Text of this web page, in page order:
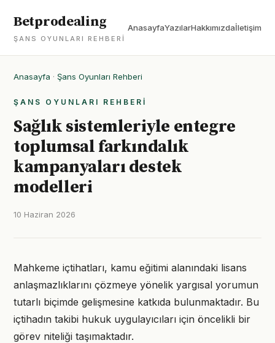
Betprodealing
ŞANS OYUNLARI REHBERI
AnasayfaYazılarHakkımızdaİletişim
Anasayfa · Şans Oyunları Rehberi
ŞANS OYUNLARI REHBERI
Sağlık sistemleriyle entegre
toplumsal farkındalık
kampanyaları destek
modelleri
10 Haziran 2026
Mahkeme içtihatları, kamu eğitimi alanındaki lisans
anlaşmazlıklarını çözmeye yönelik yargısal yorumun
tutarlı biçimde gelişmesine katkıda bulunmaktadır. Bu
içtihadın takibi hukuk uygulayıcıları için öncelikli bir
görev niteliği taşımaktadır.